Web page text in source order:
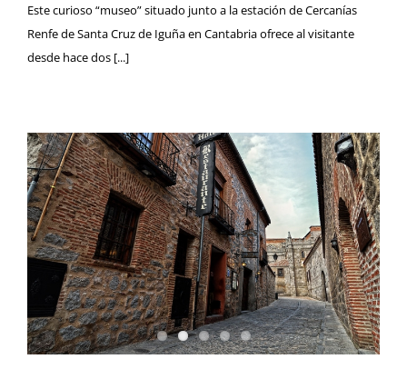
Este curioso “museo” situado junto a la estación de Cercanías
Renfe de Santa Cruz de Iguña en Cantabria ofrece al visitante
desde hace dos [...]